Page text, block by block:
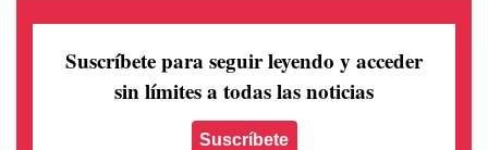
Suscríbete para seguir leyendo y acceder
sin límites a todas las noticias
Suscríbete